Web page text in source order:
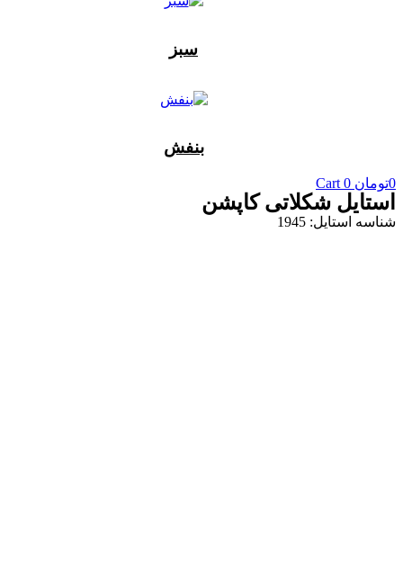
سبز
بنفش
0تومان 0
Cart
استایل شکلاتی کاپشن
شناسه استایل: 1945